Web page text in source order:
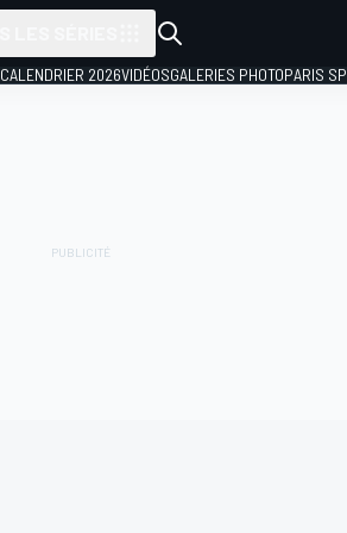
CALENDRIER 2026VIDÉOSGALERIES PHOTOPARIS